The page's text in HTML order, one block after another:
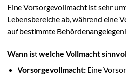
Eine Vorsorgevollmacht ist sehr
Lebensbereiche ab, während eine
auf bestimmte
Wann ist welche Vollmacht
Vorsorgevollmacht:Eine